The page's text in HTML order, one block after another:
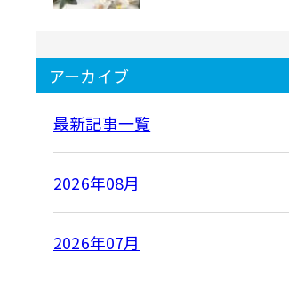
アーカイブ
最新記事一覧
2026年08月
2026年07月